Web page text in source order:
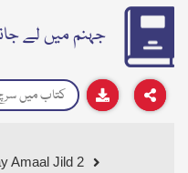
جہنم میں لے
Amaal Jild 2